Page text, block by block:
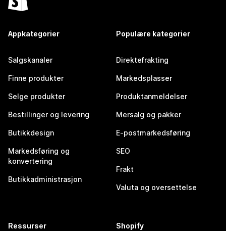
Appkategorier
Salgskanaler
Finne produkter
Selge produkter
Bestillinger og levering
Butikkdesign
Markedsføring og
konvertering
Butikkadministrasjon
Populære kategorier
Direktefrakting
Markedsplasser
Produktanmeldelser
Mersalg og pakker
E-postmarkedsføring
SEO
Frakt
Valuta og oversettelse
Ressurser Shopify